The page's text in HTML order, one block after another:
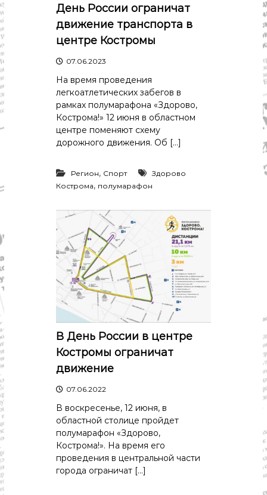
р
а
д
"
К
о
т
ы
и
К
о
с
т
м
о
с
т
и
.
Н
о
в
о
с
о
л
и
к
День России ограничат
движение транспорта в
центре Костромы
07.06.2023
На время проведения
легкоатлетических забегов в
рамках полумарафона «Здорово,
Кострома!» 12 июня в областном
центре поменяют схему
дорожного движения. Об […]
Регион, Спорт
Здорово
Кострома, полумарафон
В День России в центре
Костромы ограничат
движение
07.06.2022
В воскресенье, 12 июня, в
областной столице пройдет
полумарафон «Здорово,
Кострома!». На время его
проведения в центральной части
города ограничат […]